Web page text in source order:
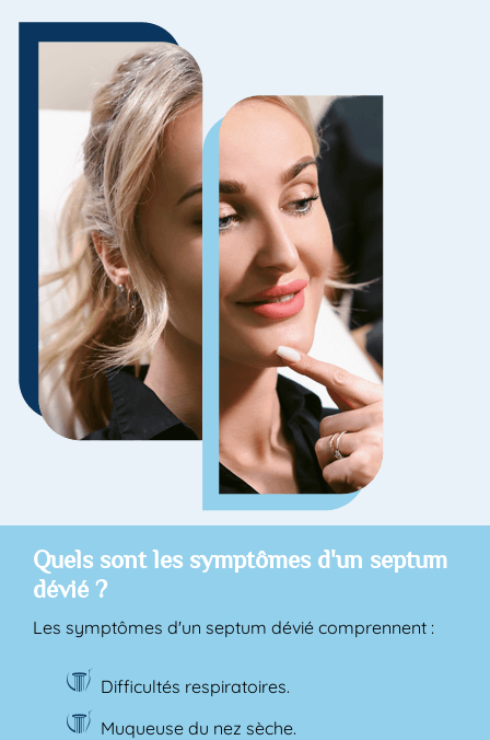
Quels sont les symptômes d'un septum
dévié ?
Les symptômes d'un septum dévié comprennent :
Difficultés respiratoires.
Muqueuse du nez sèche.